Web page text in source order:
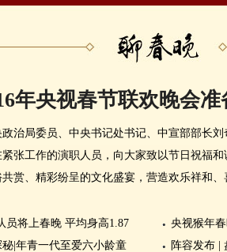
年央视春节联欢晚会准
治局委员、中央书记处书记、中宣部部长
张工作的演职人员，向大家致以节日祝福
赏、精彩纷呈的文化盛宴，营造欢乐祥和
员将上春晚 平均身高1.87
秘| 年青一代至爱六小龄童
央视猴年
阵容发布|